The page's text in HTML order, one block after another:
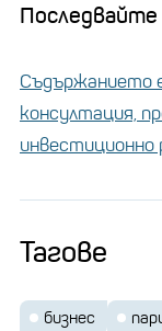
Последвайте
Съдържанието
консултация,
инвестиционно
Тагове
бизнес